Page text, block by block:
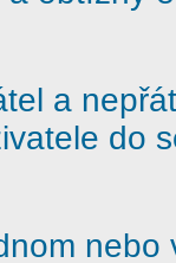
a
do
nebo